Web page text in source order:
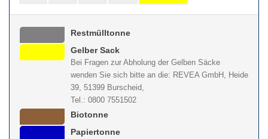
Restmülltonne
Gelber Sack
Bei Fragen zur Abholung der Gelben Säcke
wenden Sie sich bitte an die: REVEA GmbH, Heide
39, 51399 Burscheid,
Tel.: 0800 7551502
Biotonne
Papiertonne